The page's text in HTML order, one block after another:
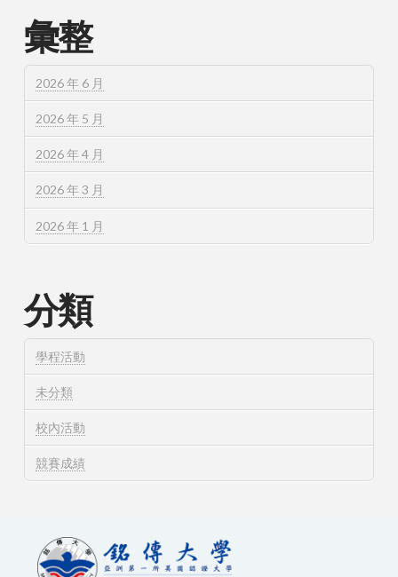
彙整
2026 年 6 月
2026 年 5 月
2026 年 4 月
2026 年 3 月
2026 年 1 月
分類
學程活動
未分類
校內活動
競賽成績